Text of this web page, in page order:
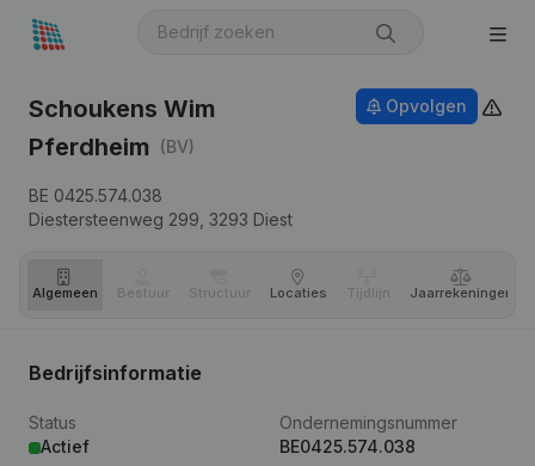
Schoukens Wim
Pferdheim (BV)
BE 0425.574.038
Diestersteenweg 299, 3293 Diest
Opvolgen
Algemeen Bestuur Structuur Locaties Tijdlijn Jaar­rekeningen
Bedrijfsinformatie
Status
Actief
Ondernemingsnummer
BE0425.574.038